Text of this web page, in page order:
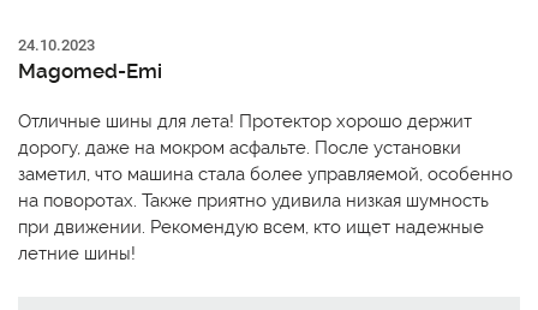
24.10.2023
Magomed-Emi
Отличные шины для лета! Протектор хорошо держит
дорогу, даже на мокром асфальте. После установки
заметил, что машина стала более управляемой, особенно
на поворотах. Также приятно удивила низкая шумность
при движении. Рекомендую всем, кто ищет надежные
летние шины!